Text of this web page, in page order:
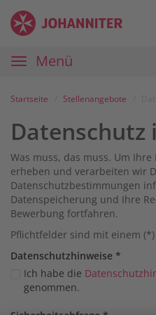
Zum
Inhalt
Anmelden
Zur
Navigation
Zur
Startseite
Karriereportal
Johanniter
Hauptnavigation
Menü
Startseite Stellenangebote
Was muss, das muss. Um
erheben und verarbeiten wir
Datenschutzbestimmungen
Datenspeicherung und Ihre
Bewerbung fortfahren.
Pflichtfelder sind mit einem
Datenschutz­hinweise *
Ich habe die
genommen.